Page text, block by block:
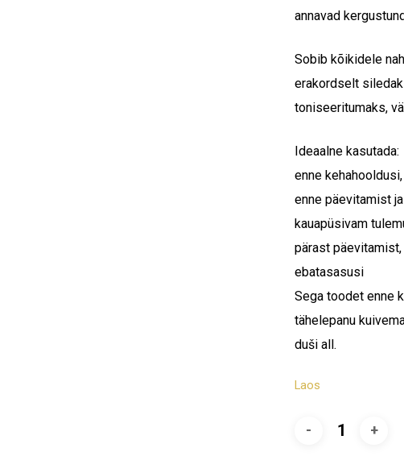
annavad
Sobib kõikidele
erakordselt
toniseeritumaks,
Ideaalne kasutada:
enne
enne päevitamist
kauapüsivam
pärast
ebatasasusi
Sega toodet enne
tähelepanu
duši all.
Laos